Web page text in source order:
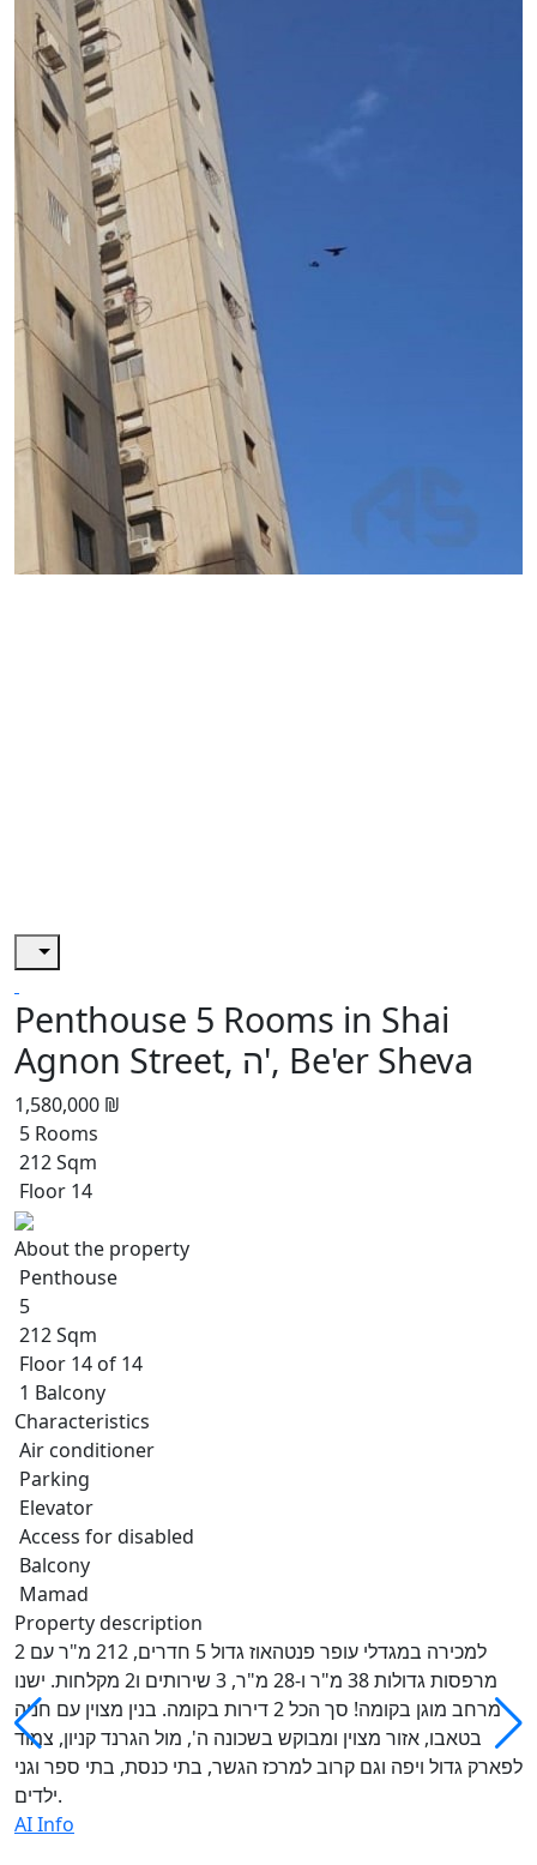
Penthouse 5 Rooms in Shai
Agnon Street, ה', Be'er Sheva
1,580,000 ₪
5 Rooms
212 Sqm
Floor 14
About the property
Penthouse
5
212 Sqm
Floor 14 of 14
1 Balcony
Characteristics
Air conditioner
Parking
Elevator
Access for disabled
Balcony
Mamad
Property description
למכירה במגדלי עופר פנטהאוז גדול 5 חדרים, 212 מ"ר עם 2
מרפסות גדולות 38 מ"ר ו-28 מ"ר, 3 שירותים ו2 מקלחות. ישנו
מרחב מוגן בקומה! סך הכל 2 דירות בקומה. בנין מצוין עם חניה
בטאבו, אזור מצוין ומבוקש בשכונה ה', מול הגרנד קניון, צמוד
לפארק גדול ויפה וגם קרוב למרכז הגשר, בתי כנסת, בתי ספר וגני
ילדים.
AI Info